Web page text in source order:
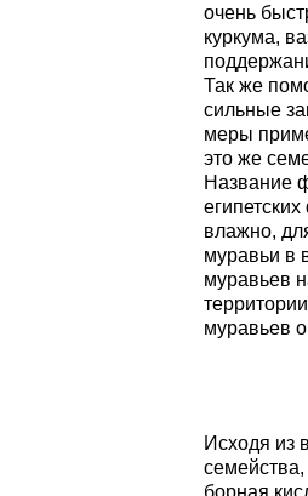
очень
куркума,
Так же
сильные
меры
это же
Название
влажно,
муравьи в
муравьев
муравьев
Исходя из
борная